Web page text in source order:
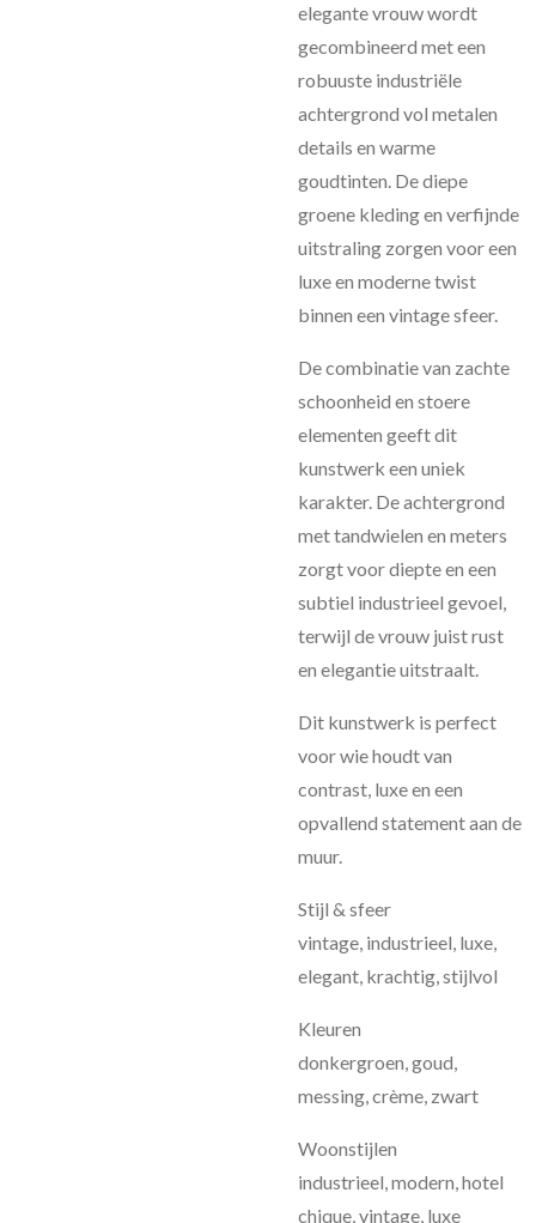
elegante vrouw wordt
gecombineerd met een
robuuste industriële
achtergrond vol metalen
details en warme
goudtinten. De diepe
groene kleding en verfijnde
uitstraling zorgen voor een
luxe en moderne twist
binnen een vintage sfeer.
De combinatie van zachte
schoonheid en stoere
elementen geeft dit
kunstwerk een uniek
karakter. De achtergrond
met tandwielen en meters
zorgt voor diepte en een
subtiel industrieel gevoel,
terwijl de vrouw juist rust
en elegantie uitstraalt.
Dit kunstwerk is perfect
voor wie houdt van
contrast, luxe en een
opvallend statement aan de
muur.
Stijl & sfeer
vintage, industrieel, luxe,
elegant, krachtig, stijlvol
Kleuren
donkergroen, goud,
messing, crème, zwart
Woonstijlen
industrieel, modern, hotel
chique, vintage, luxe